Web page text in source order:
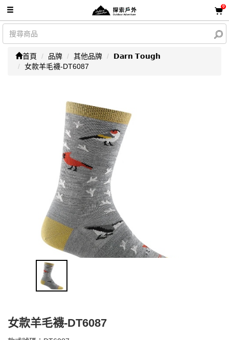
0
首頁 品牌 其他品牌
𝗗𝗮𝗿𝗻 𝗧𝗼𝘂𝗴𝗵
女款羊毛襪-DT6087
女款羊毛襪-DT6087